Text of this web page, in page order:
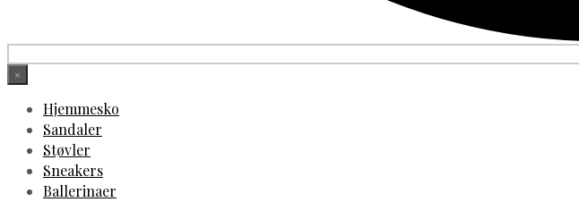
×
Hjemmesko
Sandaler
Støvler
Sneakers
Ballerinaer